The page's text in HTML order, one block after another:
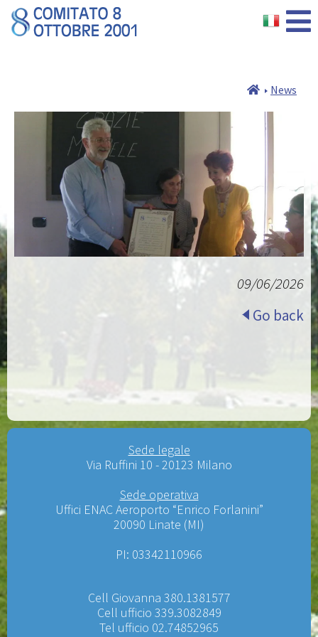
News
09/06/2026
Go back
Sede legale
Via Ruffini 10 - 20123 Milano
Sede operativa
Uffici ENAC Aeroporto “Enrico Forlanini”
20090 Linate (MI)
PI: 03342110966
Cell Giovanna 380.1381577
Cell ufficio 339.3082849
Tel ufficio 02.74852965